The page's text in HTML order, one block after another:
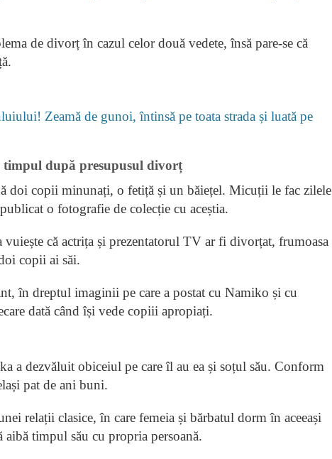
de divorț în cazul celor două vedete, însă pare-se că
Zeamă de gunoi, întinsă pe toata strada și luată pe
timpul după presupusul divorț
doi copii minunați, o fetiță și un băiețel. Micuții le fac zilele
o fotografie de colecție cu aceștia.
că actrița și prezentatorul TV ar fi divorțat, frumoasa
copii ai săi.
în dreptul imaginii pe care a postat cu Namiko și cu
dată când își vede copiii apropiați.
a dezvăluit obiceiul pe care îl au ea și soțul său. Conform
pat de ani buni.
relații clasice, în care femeia și bărbatul dorm în aceeași
timpul său cu propria persoană.